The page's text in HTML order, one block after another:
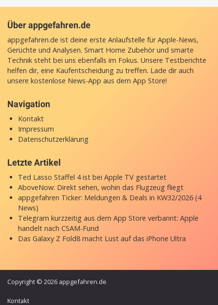
Über appgefahren.de
appgefahren.de ist deine erste Anlaufstelle für Apple-News,
Gerüchte und Analysen. Smart Home Zubehör und smarte
Technik steht bei uns ebenfalls im Fokus. Unsere Testberichte
helfen dir, eine Kaufentscheidung zu treffen. Lade dir auch
unsere kostenlose News-App aus dem App Store!
Navigation
Kontakt
Impressum
Datenschutzerklärung
Letzte Artikel
Ted Lasso Staffel 4 ist bei Apple TV gestartet
AboveNow: Direkt sehen, wohin das Flugzeug fliegt
appgefahren Ticker: Meldungen & Deals in KW32/2026 (4
News)
Telegram kurzzeitig aus dem App Store verbannt: Apple
handelt nach CSAM-Fund
Das Galaxy Z Fold8 macht Lust auf das iPhone Ultra
Copyright © 2026 appgefahren.de
Kontakt